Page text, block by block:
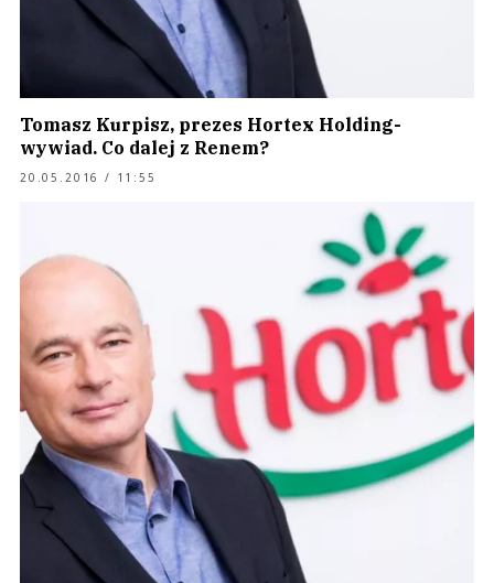
Tomasz Kurpisz, prezes Hortex Holding-
wywiad. Co dalej z Renem?
20.05.2016 / 11:55